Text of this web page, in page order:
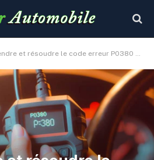
et résoudre le code erreur P0380 Renault : guide complet